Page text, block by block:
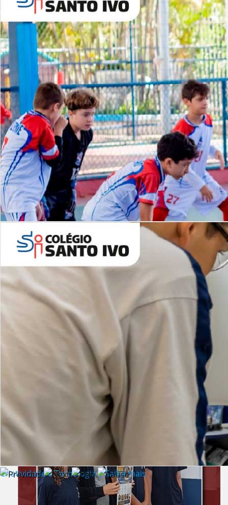
Desafios | Saiba mais
Criatividade e Tecnologia | Saiba mais
Lista de vídeos
NOSSOCANAL